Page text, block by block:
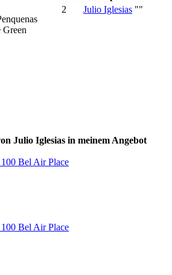
Green
2
Julio Iglesias ""
Julio Iglesias in meinem Angebot